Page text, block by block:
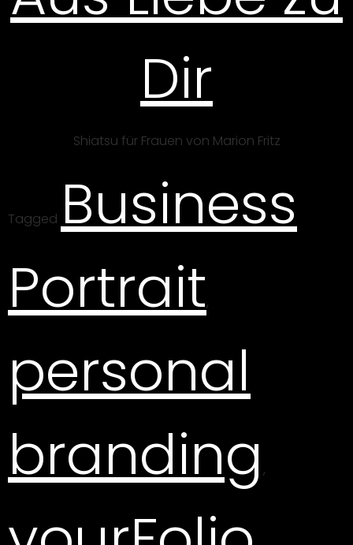
Dir
Shiatsu für Frauen von Marion Fritz
Tagged Business
Portrait,
personal
branding ,